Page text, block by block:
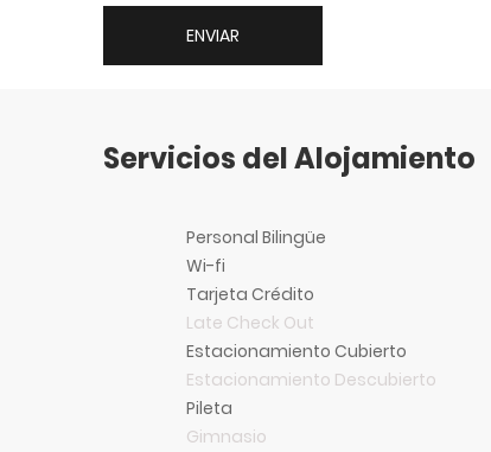
ENVIAR
Servicios del Alojamiento
Personal Bilingüe
Wi-fi
Tarjeta Crédito
Late Check Out
Estacionamiento Cubierto
Estacionamiento Descubierto
Pileta
Gimnasio